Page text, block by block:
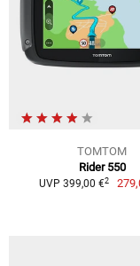
TOMTOM
Rider 550
UVP 399,00 €2